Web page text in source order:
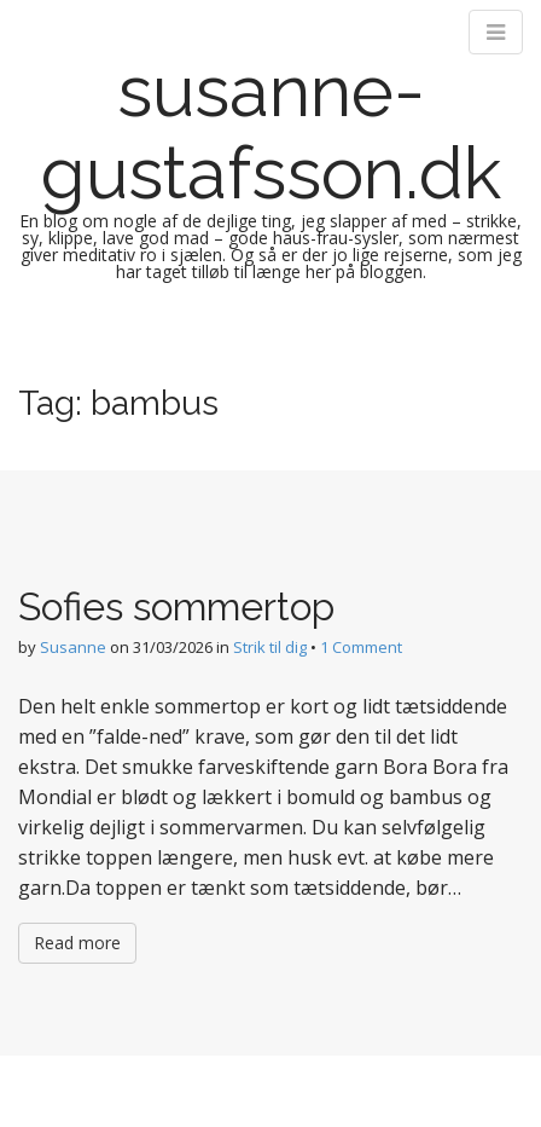
susanne-
gustafsson.dk
En blog om nogle af de dejlige ting, jeg slapper af med – strikke,
sy, klippe, lave god mad – gode haus-frau-sysler, som nærmest
giver meditativ ro i sjælen. Og så er der jo lige rejserne, som jeg
har taget tilløb til længe her på bloggen.
i
n
p
n
t
Tag: bambus
Sofies sommertop
by Susanne on 31/03/2026in Strik til dig • 1 Comment
Den helt enkle sommertop er kort og lidt tætsiddende
med en ”falde-ned” krave, som gør den til det lidt
ekstra. Det smukke farveskiftende garn Bora Bora fra
Mondial er blødt og lækkert i bomuld og bambus og
virkelig dejligt i sommervarmen. Du kan selvfølgelig
strikke toppen længere, men husk evt. at købe mere
garn.Da toppen er tænkt som tætsiddende, bør…
Read more